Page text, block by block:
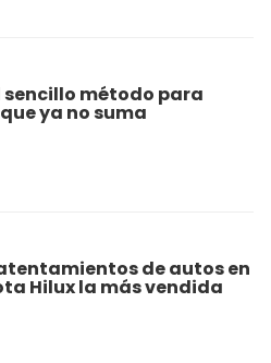
sencillo método para
ya no suma
de autos en
Hilux la más vendida